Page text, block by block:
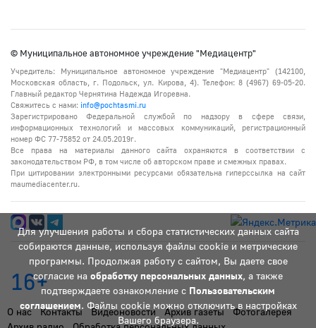
Для улучшения работы и сбора статистических данных сайта
собираются данные, используя файлы cookie и метрические
программы. Продолжая работу с сайтом, Вы даете свое
согласие на обработку персональных данных, а также
подтверждаете ознакомление с Пользовательским
соглашением. Файлы cookie можно отключить в настройках
Вашего браузера.
© Муниципальное автономное учреждение "Медиацентр"
Учредитель: Муниципальное автономное учреждение "Медиацентр" (142100,
Московская область, г. Подольск, ул. Кирова, 4). Телефон: 8 (4967) 69-05-20.
Главный редактор Чернятина Надежда Игоревна.
Свяжитесь с нами: info@pochtasmi.ru
Зарегистрировано Федеральной службой по надзору в сфере связи,
информационных технологий и массовых коммуникаций, регистрационный
номер ФС 77-75852 от 24.05.2019г.
Все права на материалы данного сайта охраняются в соответствии с
законодательством РФ, в том числе об авторском праве и смежных правах.
При цитировании электронными ресурсами обязательна гиперссылка на сайт
maumediacenter.ru.
16+
О нас Контакты Видеоновости Архив газеты
Фотогалерея